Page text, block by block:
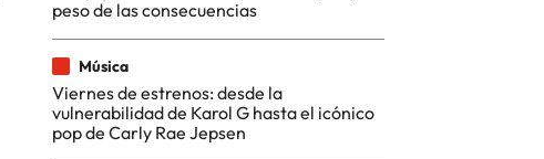
peso de las consecuencias
Música
Viernes de estrenos: desde la
vulnerabilidad de Karol G hasta el icónico
pop de Carly Rae Jepsen